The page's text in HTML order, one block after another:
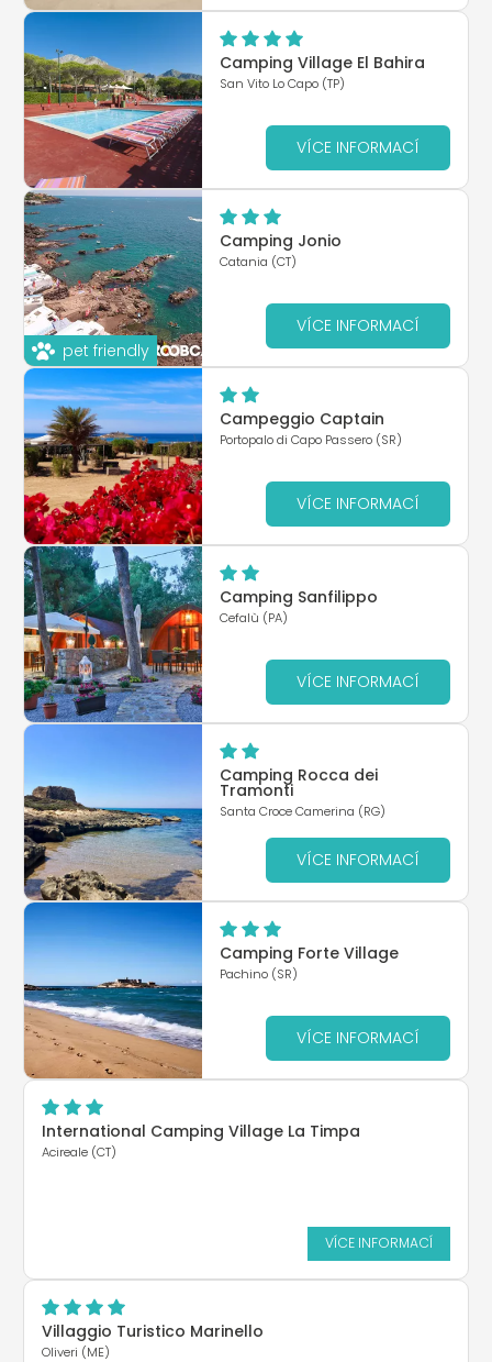
Camping Village El Bahira
San Vito Lo Capo (TP)
VÍCE INFORMACÍ
pet friendly
Camping Jonio
Catania (CT)
VÍCE INFORMACÍ
Campeggio Captain
Portopalo di Capo Passero (SR)
VÍCE INFORMACÍ
Camping Sanfilippo
Cefalù (PA)
VÍCE INFORMACÍ
Camping Rocca dei
Tramonti
Santa Croce Camerina (RG)
VÍCE INFORMACÍ
Camping Forte Village
Pachino (SR)
VÍCE INFORMACÍ
International Camping Village La Timpa
Acireale (CT)
VÍCE INFORMACÍ
Villaggio Turistico Marinello
Oliveri (ME)